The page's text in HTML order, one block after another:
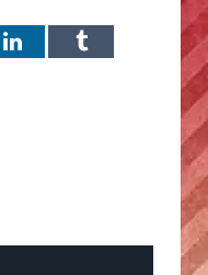
LinkedInTumblr